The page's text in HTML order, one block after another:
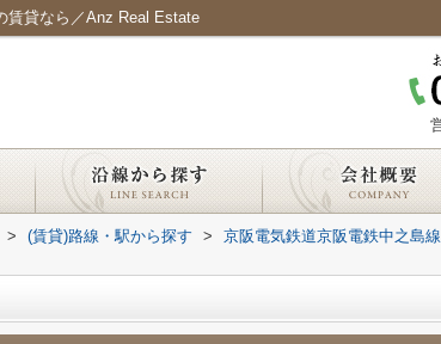
賃貸なら／Anz Real Estate
> (賃貸)路線・駅から探す > 京阪電気鉄道京阪電鉄中之島線